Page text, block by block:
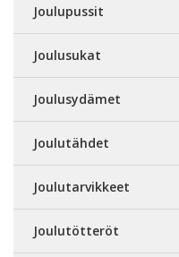
Joulupussit
Joulusukat
Joulusydämet
Joulutähdet
Joulutarvikkeet
Joulutötteröt